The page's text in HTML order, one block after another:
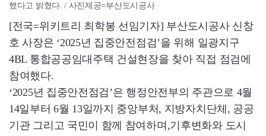
했다고 밝혔다. / 사진제공=부산도시공사
[전국=위키트리 최학봉 선임기자] 부산도시공사 신창
호 사장은 ‘2025년 집중안전점검’을 위해 일광지구
4BL 통합공공임대주택 건설현장을 찾아 직접 점검에
참여했다.
‘2025년 집중안전점검’은 행정안전부의 주관으로 4월
14일부터 6월 13일까지 중앙부처, 지방자치단체, 공공
기관 그리고 국민이 함께 참여하며,기후변화와 도시